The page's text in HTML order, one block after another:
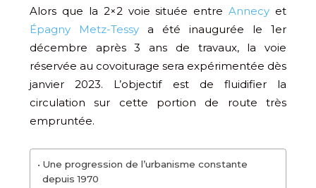
Alors que la 2×2 voie située entreAnnecy et
Épagny Metz-Tessy a été inaugurée le 1er
décembre après 3 ans de travaux, la voie
réservée au covoiturage sera expérimentée dès
janvier 2023. L’objectif est de fluidifier la
circulation sur cette portion de route très
empruntée.
Une progression de l’urbanisme constante
depuis 1970